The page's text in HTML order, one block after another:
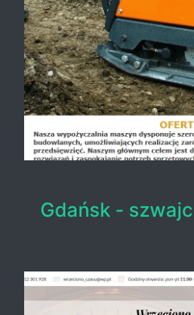
Gdańsk -